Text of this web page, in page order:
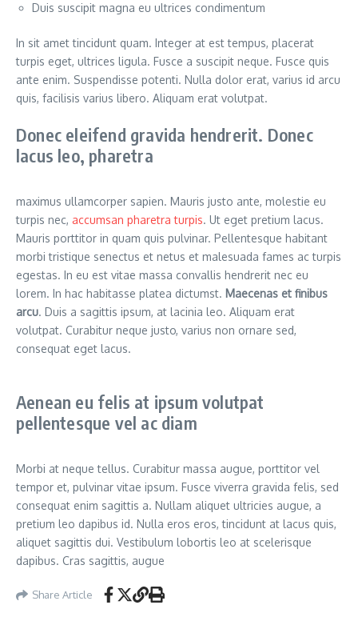
Duis suscipit magna eu ultrices condimentum
In sit amet tincidunt quam. Integer at est tempus, placerat
turpis eget, ultrices ligula. Fusce a suscipit neque. Fusce quis
ante enim. Suspendisse potenti. Nulla dolor erat, varius id arcu
quis, facilisis varius libero. Aliquam erat volutpat.
Donec eleifend gravida hendrerit. Donec
lacus leo, pharetra
maximus ullamcorper sapien. Mauris justo ante, molestie eu
turpis nec, accumsan pharetra turpis. Ut eget pretium lacus.
Mauris porttitor in quam quis pulvinar. Pellentesque habitant
morbi tristique senectus et netus et malesuada fames ac turpis
egestas. In eu est vitae massa convallis hendrerit nec eu
lorem. In hac habitasse platea dictumst. Maecenas et finibus
arcu. Duis a sagittis ipsum, at lacinia leo. Aliquam erat
volutpat. Curabitur neque justo, varius non ornare sed,
consequat eget lacus.
Aenean eu felis at ipsum volutpat
pellentesque vel ac diam
Morbi at neque tellus. Curabitur massa augue, porttitor vel
tempor et, pulvinar vitae ipsum. Fusce viverra gravida felis, sed
consequat enim sagittis a. Nullam aliquet ultricies augue, a
pretium leo dapibus id. Nulla eros eros, tincidunt at lacus quis,
aliquet sagittis dui. Vestibulum lobortis leo at scelerisque
dapibus. Cras sagittis, augue
Share Article